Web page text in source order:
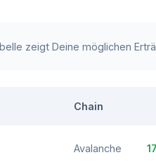
zeigt Deine möglichen
Chain
Avalanche